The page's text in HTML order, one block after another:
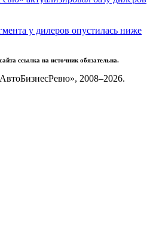
у дилеров опустилась ниже
ссылка на источник обязательна.
2008–2026.